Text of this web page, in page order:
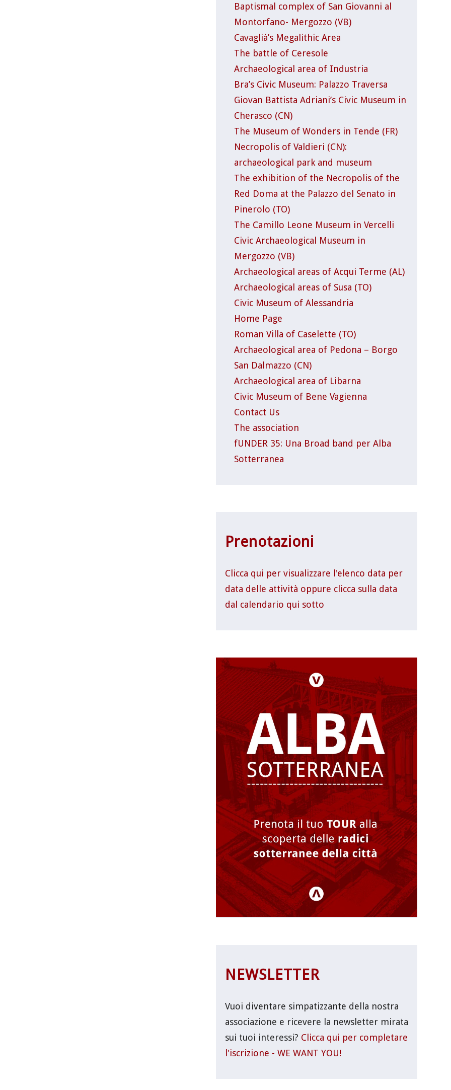
Baptismal complex of San Giovanni al
Montorfano- Mergozzo (VB)
Cavaglià’s Megalithic Area
The battle of Ceresole
Archaeological area of Industria
Bra’s Civic Museum: Palazzo Traversa
Giovan Battista Adriani’s Civic Museum in
Cherasco (CN)
The Museum of Wonders in Tende (FR)
Necropolis of Valdieri (CN):
archaeological park and museum
The exhibition of the Necropolis of the
Red Doma at the Palazzo del Senato in
Pinerolo (TO)
The Camillo Leone Museum in Vercelli
Civic Archaeological Museum in
Mergozzo (VB)
Archaeological areas of Acqui Terme (AL)
Archaeological areas of Susa (TO)
Civic Museum of Alessandria
Home Page
Roman Villa of Caselette (TO)
Archaeological area of Pedona – Borgo
San Dalmazzo (CN)
Archaeological area of Libarna
Civic Museum of Bene Vagienna
Contact Us
The association
fUNDER 35: Una Broad band per Alba
Sotterranea
Prenotazioni
Clicca qui per visualizzare l'elenco data per
data delle attività oppure clicca sulla data
dal calendario qui sotto
NEWSLETTER
Vuoi diventare simpatizzante della nostra
associazione e ricevere la newsletter mirata
sui tuoi interessi? Clicca qui per completare
l'iscrizione - WE WANT YOU!